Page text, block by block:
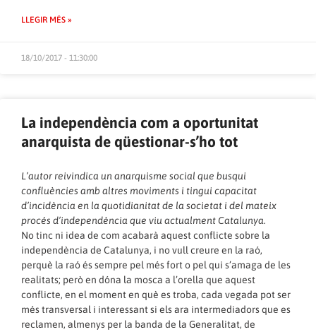
LLEGIR MÉS »
18/10/2017 - 11:30:00
La independència com a oportunitat
anarquista de qüestionar-s’ho tot
L’autor reivindica un anarquisme social que busqui
confluències amb altres moviments i tingui capacitat
d’incidència en la quotidianitat de la societat i del mateix
procés d’independència que viu actualment Catalunya.
No tinc ni idea de com acabarà aquest conflicte sobre la
independència de Catalunya, i no vull creure en la raó,
perquè la raó és sempre pel més fort o pel qui s’amaga de les
realitats; però en dóna la mosca a l’orella que aquest
conflicte, en el moment en què es troba, cada vegada pot ser
més transversal i interessant si els ara intermediadors que es
reclamen, almenys per la banda de la Generalitat, de